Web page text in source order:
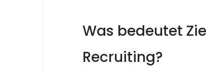
Was bedeutet
Recruiting?